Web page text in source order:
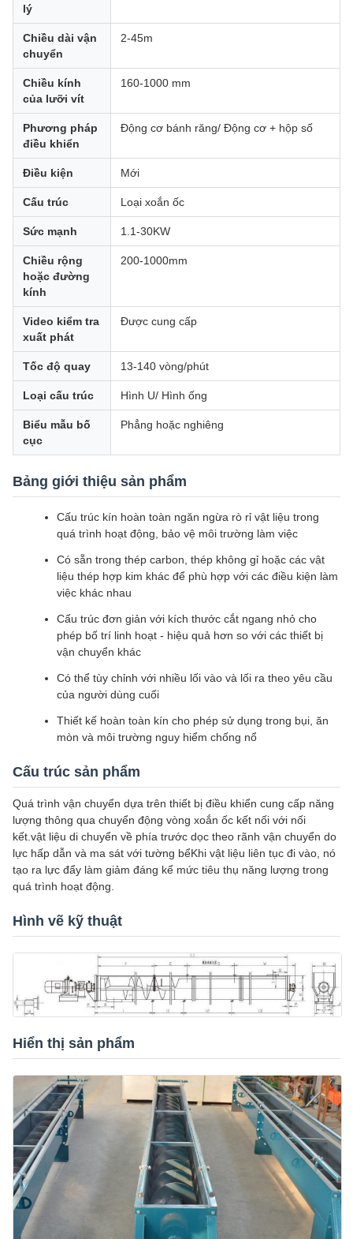
lý
Chiều dài vận
chuyển
2-45m
Chiều kính
của lưỡi vít
160-1000 mm
Phương pháp
điều khiển
Động cơ bánh răng/ Động cơ + hộp số
Điều kiện Mới
Cấu trúc Loại xoắn ốc
Sức mạnh 1.1-30KW
Chiều rộng
hoặc đường
kính
200-1000mm
Video kiểm tra
xuất phát
Được cung cấp
Tốc độ quay 13-140 vòng/phút
Loại cấu trúc Hình U/ Hình ống
Biểu mẫu bố
cục
Phẳng hoặc nghiêng
Bảng giới thiệu sản phẩm
Cấu trúc kín hoàn toàn ngăn ngừa rò rỉ vật liệu trong
quá trình hoạt động, bảo vệ môi trường làm việc
Có sẵn trong thép carbon, thép không gỉ hoặc các vật
liệu thép hợp kim khác để phù hợp với các điều kiện làm
việc khác nhau
Cấu trúc đơn giản với kích thước cắt ngang nhỏ cho
phép bố trí linh hoạt - hiệu quả hơn so với các thiết bị
vận chuyển khác
Có thể tùy chỉnh với nhiều lối vào và lối ra theo yêu cầu
của người dùng cuối
Thiết kế hoàn toàn kín cho phép sử dụng trong bụi, ăn
mòn và môi trường nguy hiểm chống nổ
Cấu trúc sản phẩm
Quá trình vận chuyển dựa trên thiết bị điều khiển cung cấp năng
lượng thông qua chuyển động vòng xoắn ốc kết nối với nối
kết.vật liệu di chuyển về phía trước dọc theo rãnh vận chuyển do
lực hấp dẫn và ma sát với tường bểKhi vật liệu liên tục đi vào, nó
tạo ra lực đẩy làm giảm đáng kể mức tiêu thụ năng lượng trong
quá trình hoạt động.
Hình vẽ kỹ thuật
Hiển thị sản phẩm